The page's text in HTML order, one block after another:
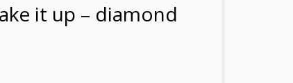
it up – diamond